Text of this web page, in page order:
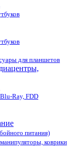
для планшетов
Ray, FDD
питания)
коврики